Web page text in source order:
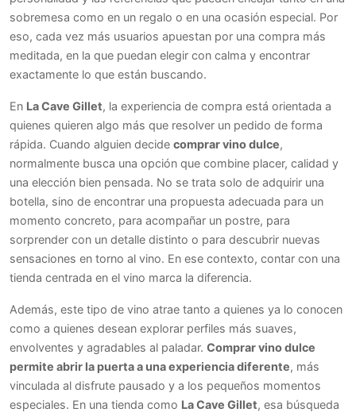
sobremesa como en un regalo o en una ocasión especial. Por
eso, cada vez más usuarios apuestan por una compra más
meditada, en la que puedan elegir con calma y encontrar
exactamente lo que están buscando.
En La Cave Gillet, la experiencia de compra está orientada a
quienes quieren algo más que resolver un pedido de forma
rápida. Cuando alguien decide comprar vino dulce,
normalmente busca una opción que combine placer, calidad y
una elección bien pensada. No se trata solo de adquirir una
botella, sino de encontrar una propuesta adecuada para un
momento concreto, para acompañar un postre, para
sorprender con un detalle distinto o para descubrir nuevas
sensaciones en torno al vino. En ese contexto, contar con una
tienda centrada en el vino marca la diferencia.
Además, este tipo de vino atrae tanto a quienes ya lo conocen
como a quienes desean explorar perfiles más suaves,
envolventes y agradables al paladar. Comprar vino dulce
permite abrir la puerta a una experiencia diferente, más
vinculada al disfrute pausado y a los pequeños momentos
especiales. En una tienda como La Cave Gillet, esa búsqueda